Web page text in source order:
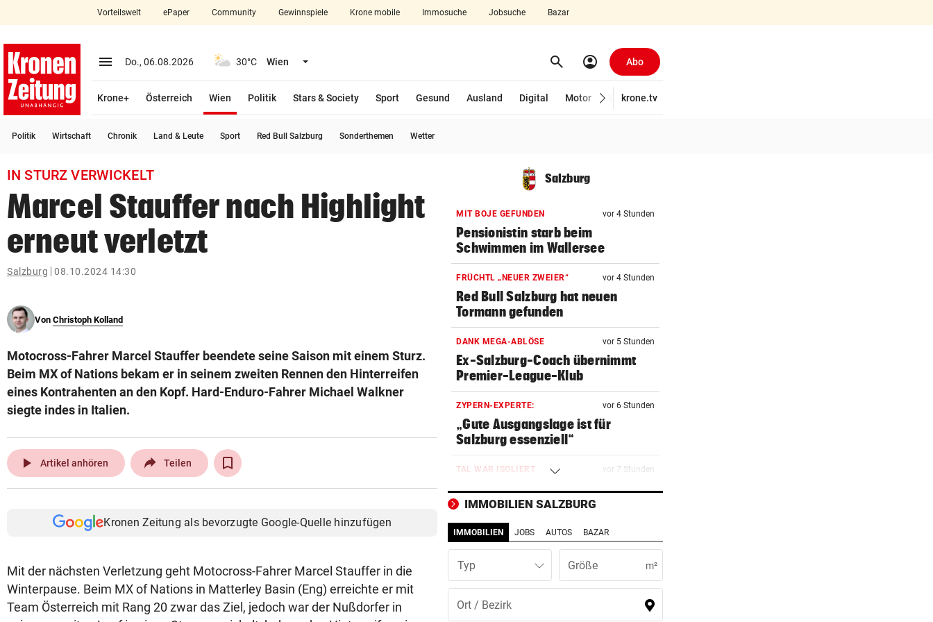
closeSchließen
account_circle Anmelden
arrow_right
bookmark
search
Suchbegriff
eingeben
© Krone Multimedia GmbH & Co KG 2026
Vorteilswelt ePaper Community Gewinnspiele Krone mobile Immosuche Jobsuche Bazar
menu Menü aufklappen
Do., 06.08.2026 30°C Wien Menü aufklappen search Suchen
account_circle Abo
Krone+ Österreich Wien
Politik
Stars & Society Sport Gesund Ausland Digital Motor Wirtschaft
krone.tv
Politik Wirtschaft Chronik Land & Leute Sport Red Bull Salzburg Sonderthemen Wetter
IN STURZ VERWICKELT
Marcel Stauffer nach Highlight
erneut verletzt
Salzburg 08.10.2024 14:30
Von Christoph Kolland
Motocross-Fahrer Marcel Stauffer beendete seine Saison mit einem Sturz.
Beim MX of Nations bekam er in seinem zweiten Rennen den Hinterreifen
eines Kontrahenten an den Kopf. Hard-Enduro-Fahrer Michael Walkner
siegte indes in Italien.
play_arrow Artikel anhören Teilen
Kronen Zeitung als bevorzugte Google-Quelle hinzufügen
Mit der nächsten Verletzung geht Motocross-Fahrer Marcel Stauffer in die
Winterpause. Beim MX of Nations in Matterley Basin (Eng) erreichte er mit
Team Österreich mit Rang 20 zwar das Ziel, jedoch war der Nußdorfer in
Salzburg
MIT BOJE GEFUNDEN vor 4 Stunden
Pensionistin starb beim
Schwimmen im Wallersee
FRÜCHTL „NEUER ZWEIER“ vor 4 Stunden
Red Bull Salzburg hat neuen
Tormann gefunden
DANK MEGA-ABLÖSE vor 5 Stunden
Ex-Salzburg-Coach übernimmt
Premier-League-Klub
ZYPERN-EXPERTE: vor 6 Stunden
„Gute Ausgangslage ist für
Salzburg essenziell“
TAL WAR ISOLIERT vor 7 Stunden
Nach Muren dauern Arbeiten noch
bis zum Wochenende
WAR KURZ ZUVOR IN HAFT vor 7 Stunden
Pongauer (51) bedrohte
Supermarkt-Mitarbeiterin
vor 8 Stunden
Vor Auftakt: „Wir sind alle geil auf
IMMOBILIEN SALZBURG
IMMOBILIEN JOBS AUTOS BAZAR
Typ m²